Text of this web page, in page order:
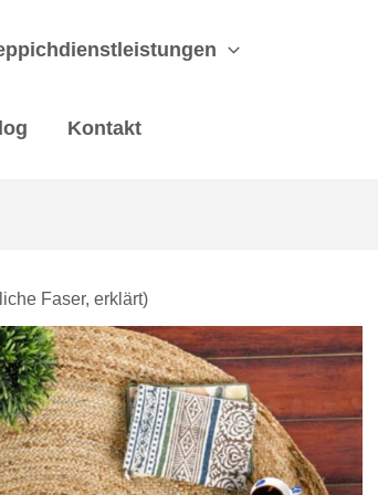
Kontakt
Faser, erklärt)